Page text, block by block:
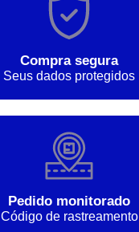
Compra segura
Seus dados protegidos
Pedido monitorado
Código de rastreamento